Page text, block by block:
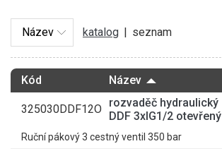
katalog | seznam
Kód Název
325030DDF12O
rozvaděč hydraulický
DDF 3xIG1/2 otevřený
Ruční pákový 3 cestný ventil 350 bar